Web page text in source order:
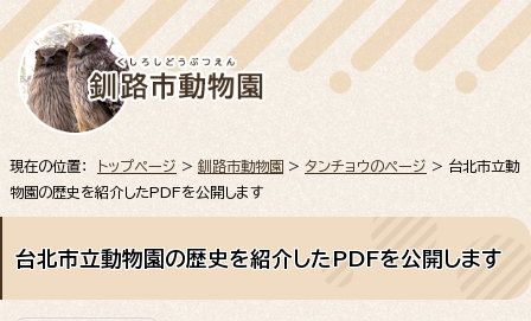
現在の位置： トップページ > 釧路市動物園 > タンチョウのページ > 台北市立動
物園の歴史を紹介したPDFを公開します
台北市立動物園の歴史を紹介したPDFを公開します